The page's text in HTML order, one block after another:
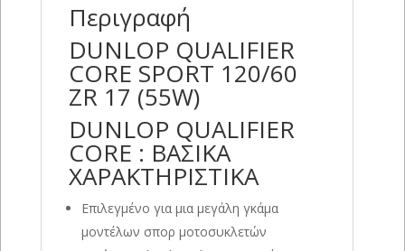
Περιγραφή
DUNLOP QUALIFIER
CORE SPORT 120/60
ZR 17 (55W)
DUNLOP QUALIFIER
CORE : ΒΑΣΙΚΑ
ΧΑΡΑΚΤΗΡΙΣΤΙΚΑ
Επιλεγμένο για μια μεγάλη γκάμα
μοντέλων σπορ μοτοσυκλετών